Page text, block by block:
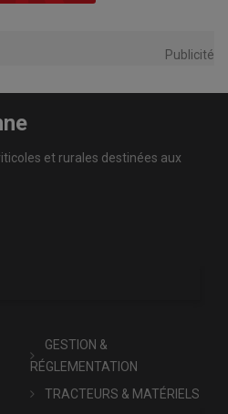
Publicité
et rurales destinées aux
GESTION &
RÉGLEMENTATION
TRACTEURS & MATÉRIELS